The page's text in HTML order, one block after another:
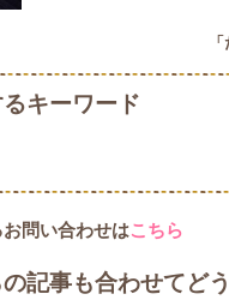
キーワード
問い合わせはこちら
記事も合わせてど